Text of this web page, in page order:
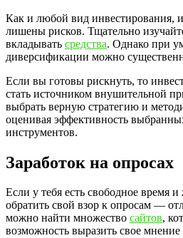
Как и любой вид инвестирования,
лишены рисков. Тщательно
вкладывать средства. Однако при
диверсификации можно
Если вы готовы рискнуть, то
стать источником внушительной
выбрать верную стратегию и
оценивая эффективность
инструментов.
Заработок на опросах
Если у тебя есть свободное время и
обратить свой взор к опросам —
можно найти множество сайтов,
возможность выразить свое мнение